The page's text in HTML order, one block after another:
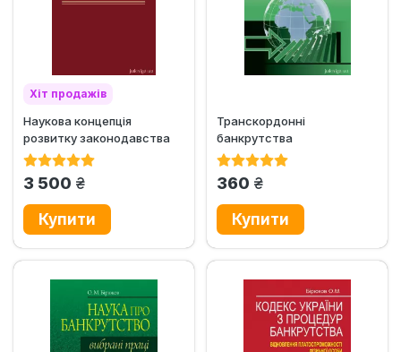
Хіт продажів
Ексклюзив
Наукова концепція
розвитку законодавства
України: обґрунтування
3 500 грн.
Транскордонні
банкрутства
360 грн.